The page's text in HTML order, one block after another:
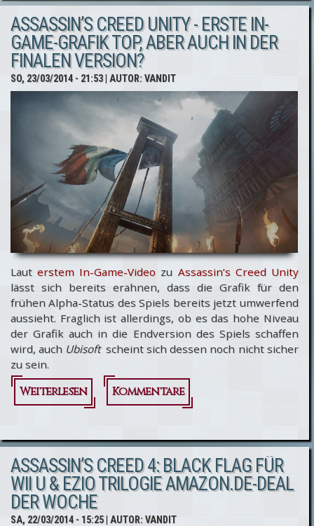
Black
Flag -
Season
Pass für
PS4 & PS3
reduziert
ASSASSIN’S CREED UNITY - ERSTE IN-
GAME-GRAFIK TOP, ABER AUCH IN DER
FINALEN VERSION?
SO, 23/03/2014 - 21:53| AUTOR:VANDIT
Lauterstem In-Game-Video zu Assassin’s Creed Unity
lässt sich bereits erahnen, dass die Grafik für den
frühen Alpha-Status des Spiels bereits jetzt umwerfend
aussieht. Fraglich ist allerdings, ob es das hohe Niveau
der Grafik auch in die Endversion des Spiels schaffen
wird, auch Ubisoft scheint sich dessen noch nicht sicher
zu sein.
Weiterlesen
über
Creed
Unity -
Erste In-
Game-
Kommentare
ASSASSIN’S CREED 4: BLACK FLAG FÜR
WII U & EZIO TRILOGIE AMAZON.DE-DEAL
DER WOCHE
SA, 22/03/2014 - 15:25| AUTOR:VANDIT